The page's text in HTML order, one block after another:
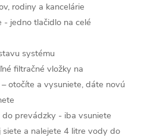
rodiny a kancelárie
- jedno tlačidlo na celé
systému
filtračné vložky na
otočíte a vysuniete, dáte novú
prevádzky - iba vsuniete
siete a nalejete 4 litre vody do